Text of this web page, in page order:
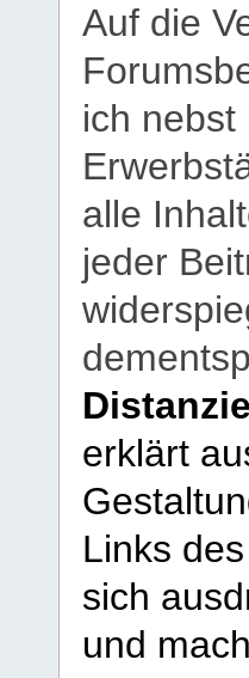
Auf die
ich nebst
alle
jeder
erklärt
Links
sich
und